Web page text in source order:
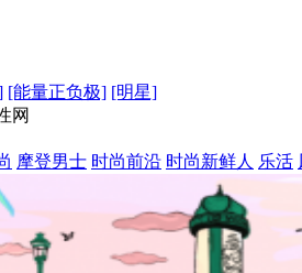
[能量正负极] [明星]
网
摩登男士 时尚前沿 时尚新鲜人 乐活